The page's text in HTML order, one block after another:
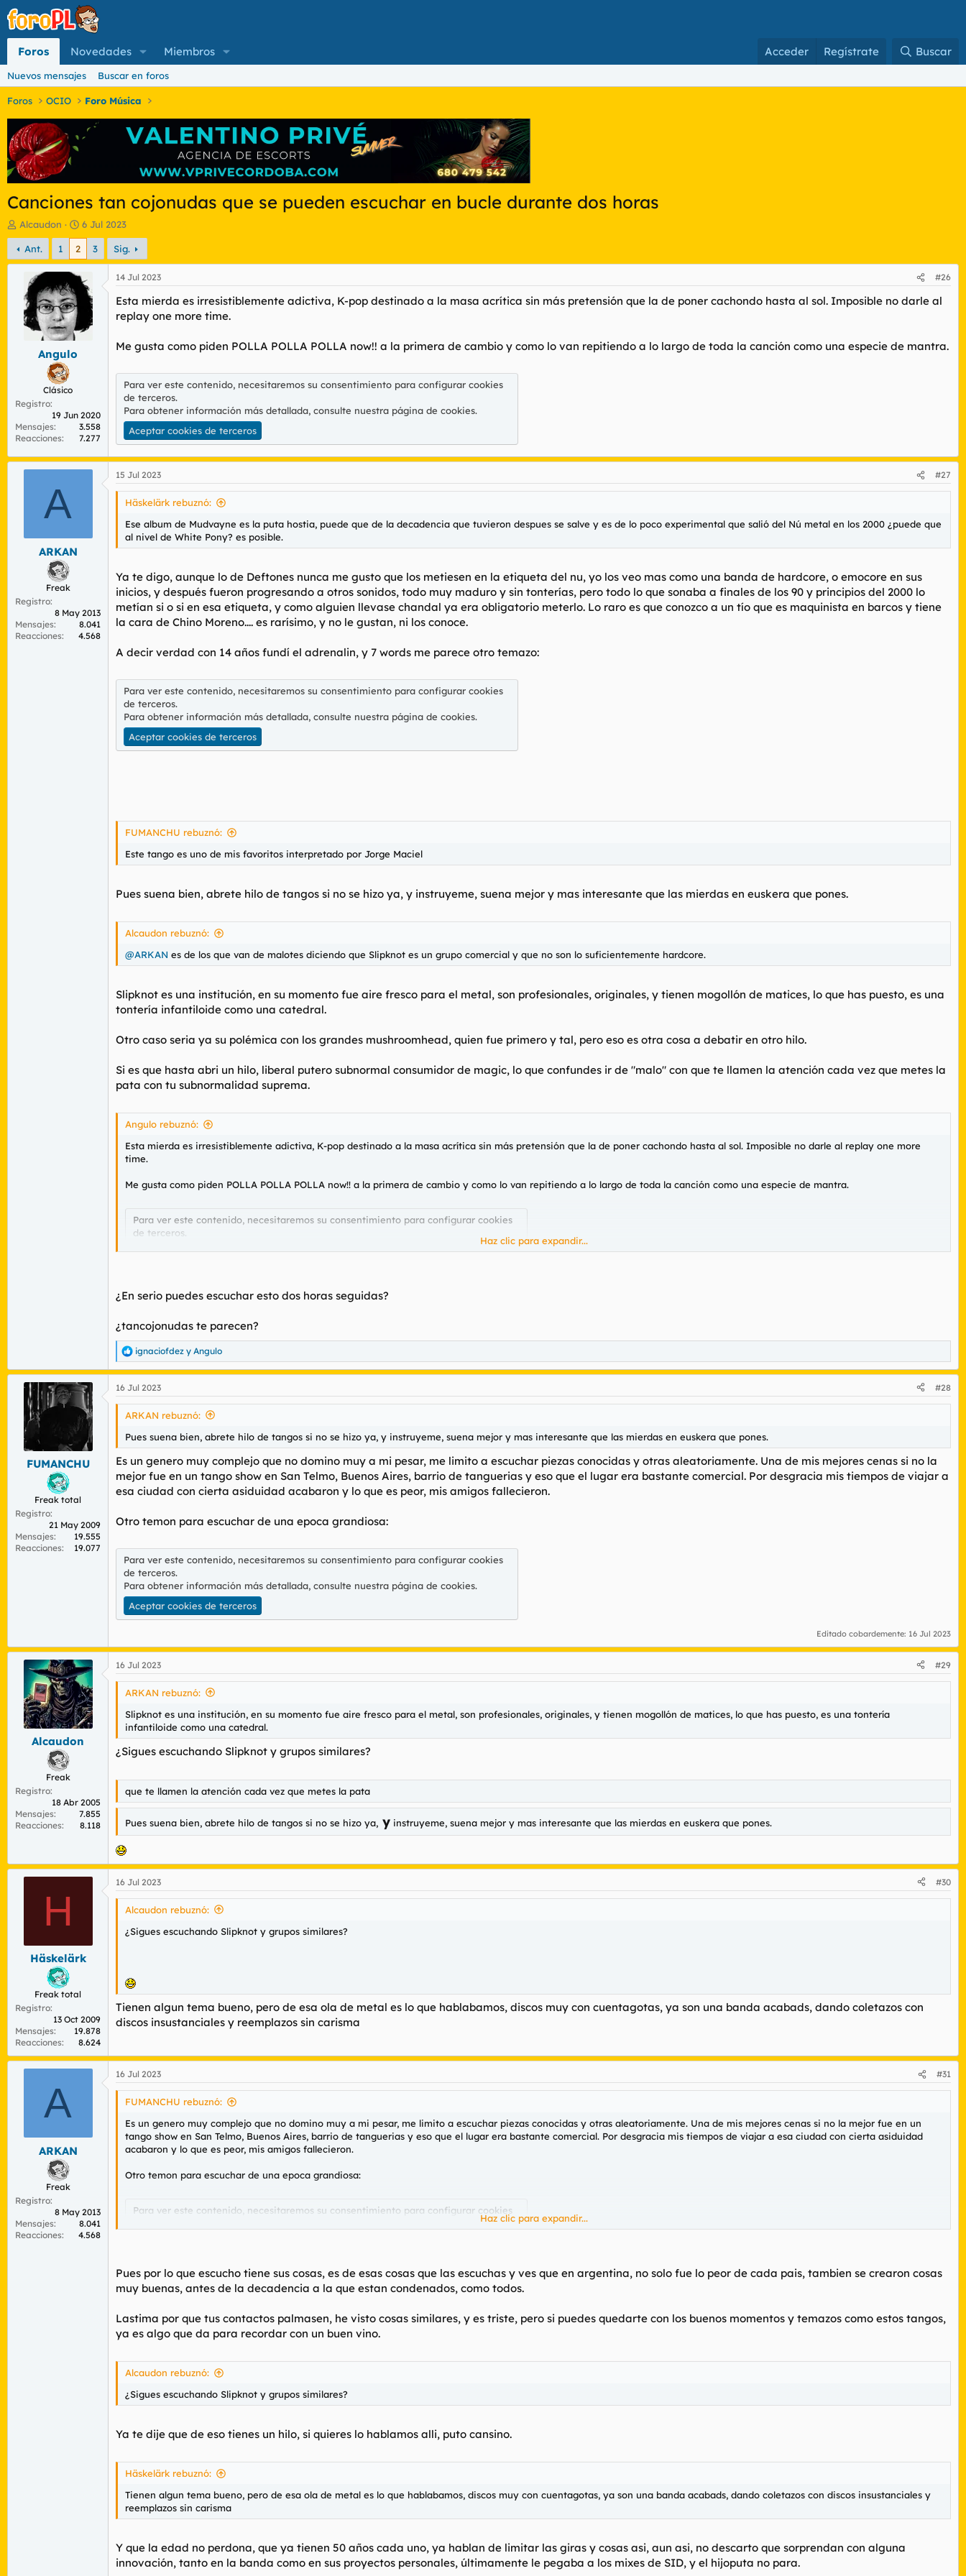
Foros Novedades Miembros Acceder Regístrate Buscar
Nuevos mensajes Buscar en foros
Foros OCIO Foro Música
Canciones tan cojonudas que se pueden escuchar en bucle durante dos horas
I
n
i
c
d
o
m
Alcaudon
F
e
h
a
d
n
6 Jul 2023
Ant. 1 2 3 Sig.
Angulo
Clásico
Registro
19 Jun 2020
Mensajes
3.558
Reacciones
7.277
14 Jul 2023 #26
Esta mierda es irresistiblemente adictiva, K-pop destinado a la masa acrítica sin más pretensión que la de poner cachondo hasta al sol. Imposible no darle al
replay one more time.
Me gusta como piden POLLA POLLA POLLA now!! a la primera de cambio y como lo van repitiendo a lo largo de toda la canción como una especie de mantra.
Para ver este contenido, necesitaremos su consentimiento para configurar cookies
de terceros.
Para obtener información más detallada, consulte nuestra página de cookies.
Aceptar cookies de terceros
A
ARKAN
Freak
Registro
8 May 2013
Mensajes
8.041
Reacciones
4.568
15 Jul 2023 #27
Häskelärk rebuznó:
Ese album de Mudvayne es la puta hostia, puede que de la decadencia que tuvieron despues se salve y es de lo poco experimental que salió del Nú metal en los 2000 ¿puede que
al nivel de White Pony? es posible.
Ya te digo, aunque lo de Deftones nunca me gusto que los metiesen en la etiqueta del nu, yo los veo mas como una banda de hardcore, o emocore en sus
inicios, y después fueron progresando a otros sonidos, todo muy maduro y sin tonterías, pero todo lo que sonaba a finales de los 90 y principios del 2000 lo
metían si o si en esa etiqueta, y como alguien llevase chandal ya era obligatorio meterlo. Lo raro es que conozco a un tío que es maquinista en barcos y tiene
la cara de Chino Moreno.... es rarísimo, y no le gustan, ni los conoce.
A decir verdad con 14 años fundí el adrenalin, y 7 words me parece otro temazo:
Para ver este contenido, necesitaremos su consentimiento para configurar cookies
de terceros.
Para obtener información más detallada, consulte nuestra página de cookies.
Aceptar cookies de terceros
FUMANCHU rebuznó:
Este tango es uno de mis favoritos interpretado por Jorge Maciel
Pues suena bien, abrete hilo de tangos si no se hizo ya, y instruyeme, suena mejor y mas interesante que las mierdas en euskera que pones.
Alcaudon rebuznó:
@ARKAN es de los que van de malotes diciendo que Slipknot es un grupo comercial y que no son lo suficientemente hardcore.
Slipknot es una institución, en su momento fue aire fresco para el metal, son profesionales, originales, y tienen mogollón de matices, lo que has puesto, es una
tontería infantiloide como una catedral.
Otro caso seria ya su polémica con los grandes mushroomhead, quien fue primero y tal, pero eso es otra cosa a debatir en otro hilo.
Si es que hasta abri un hilo, liberal putero subnormal consumidor de magic, lo que confundes ir de "malo" con que te llamen la atención cada vez que metes la
pata con tu subnormalidad suprema.
Angulo rebuznó:
Esta mierda es irresistiblemente adictiva, K-pop destinado a la masa acrítica sin más pretensión que la de poner cachondo hasta al sol. Imposible no darle al replay one more
time.
Me gusta como piden POLLA POLLA POLLA now!! a la primera de cambio y como lo van repitiendo a lo largo de toda la canción como una especie de mantra.
Para ver este contenido, necesitaremos su consentimiento para configurar cookies
de terceros.
página de cookies.
Haz clic para expandir...
¿En serio puedes escuchar esto dos horas seguidas?
¿tancojonudas te parecen?
R
e
a
c
c
e
s
ignaciofdez y Angulo
FUMANCHU
Freak total
Registro
21 May 2009
Mensajes
19.555
Reacciones
19.077
16 Jul 2023 #28
ARKAN rebuznó:
Pues suena bien, abrete hilo de tangos si no se hizo ya, y instruyeme, suena mejor y mas interesante que las mierdas en euskera que pones.
Es un genero muy complejo que no domino muy a mi pesar, me limito a escuchar piezas conocidas y otras aleatoriamente. Una de mis mejores cenas si no la
mejor fue en un tango show en San Telmo, Buenos Aires, barrio de tanguerias y eso que el lugar era bastante comercial. Por desgracia mis tiempos de viajar a
esa ciudad con cierta asiduidad acabaron y lo que es peor, mis amigos fallecieron.
Otro temon para escuchar de una epoca grandiosa:
Para ver este contenido, necesitaremos su consentimiento para configurar cookies
de terceros.
Para obtener información más detallada, consulte nuestra página de cookies.
Aceptar cookies de terceros
Editado cobardemente: 16 Jul 2023
Alcaudon
Freak
Registro
18 Abr 2005
Mensajes
7.855
Reacciones
8.118
16 Jul 2023 #29
ARKAN rebuznó:
Slipknot es una institución, en su momento fue aire fresco para el metal, son profesionales, originales, y tienen mogollón de matices, lo que has puesto, es una tontería
infantiloide como una catedral.
¿Sigues escuchando Slipknot y grupos similares?
que te llamen la atención cada vez que metes la pata
Pues suena bien, abrete hilo de tangos si no se hizo ya, y instruyeme, suena mejor y mas interesante que las mierdas en euskera que pones.
H
Häskelärk
Freak total
Registro
13 Oct 2009
Mensajes
19.878
Reacciones
8.624
16 Jul 2023 #30
Alcaudon rebuznó:
¿Sigues escuchando Slipknot y grupos similares?
Tienen algun tema bueno, pero de esa ola de metal es lo que hablabamos, discos muy con cuentagotas, ya son una banda acabads, dando coletazos con
discos insustanciales y reemplazos sin carisma
A
ARKAN
Freak
Registro
8 May 2013
Mensajes
8.041
Reacciones
4.568
16 Jul 2023 #31
FUMANCHU rebuznó:
Es un genero muy complejo que no domino muy a mi pesar, me limito a escuchar piezas conocidas y otras aleatoriamente. Una de mis mejores cenas si no la mejor fue en un
tango show en San Telmo, Buenos Aires, barrio de tanguerias y eso que el lugar era bastante comercial. Por desgracia mis tiempos de viajar a esa ciudad con cierta asiduidad
acabaron y lo que es peor, mis amigos fallecieron.
Otro temon para escuchar de una epoca grandiosa:
Para ver este contenido, necesitaremos su consentimiento para configurar cookies
Haz clic para expandir...
Pues por lo que escucho tiene sus cosas, es de esas cosas que las escuchas y ves que en argentina, no solo fue lo peor de cada pais, tambien se crearon cosas
muy buenas, antes de la decadencia a la que estan condenados, como todos.
Lastima por que tus contactos palmasen, he visto cosas similares, y es triste, pero si puedes quedarte con los buenos momentos y temazos como estos tangos,
ya es algo que da para recordar con un buen vino.
Alcaudon rebuznó:
¿Sigues escuchando Slipknot y grupos similares?
Ya te dije que de eso tienes un hilo, si quieres lo hablamos alli, puto cansino.
Häskelärk rebuznó:
Tienen algun tema bueno, pero de esa ola de metal es lo que hablabamos, discos muy con cuentagotas, ya son una banda acabads, dando coletazos con discos insustanciales y
reemplazos sin carisma
Y que la edad no perdona, que ya tienen 50 años cada uno, ya hablan de limitar las giras y cosas asi, aun asi, no descarto que sorprendan con alguna
innovación, tanto en la banda como en sus proyectos personales, últimamente le pegaba a los mixes de SID, y el hijoputa no para.